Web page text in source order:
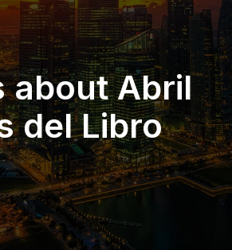
about Abril
del Libro